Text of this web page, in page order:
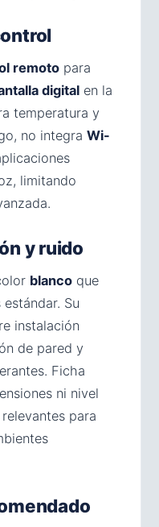
remoto para
digital en la
temperatura y
no integra Wi-
limitando
y ruido
blanco que
Su
instalación
de pared y
Ficha
ni nivel
para